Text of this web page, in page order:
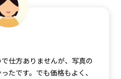
仕方ありませんが、写真の
たです。でも価格もよく、